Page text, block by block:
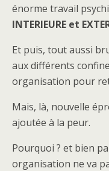
énorme travail
INTERIEURE et
Et puis, tout aussi
aux différents
organisation pour
Mais, là, nouvelle
ajoutée à la peur.
Pourquoi ? et bien
organisation ne va